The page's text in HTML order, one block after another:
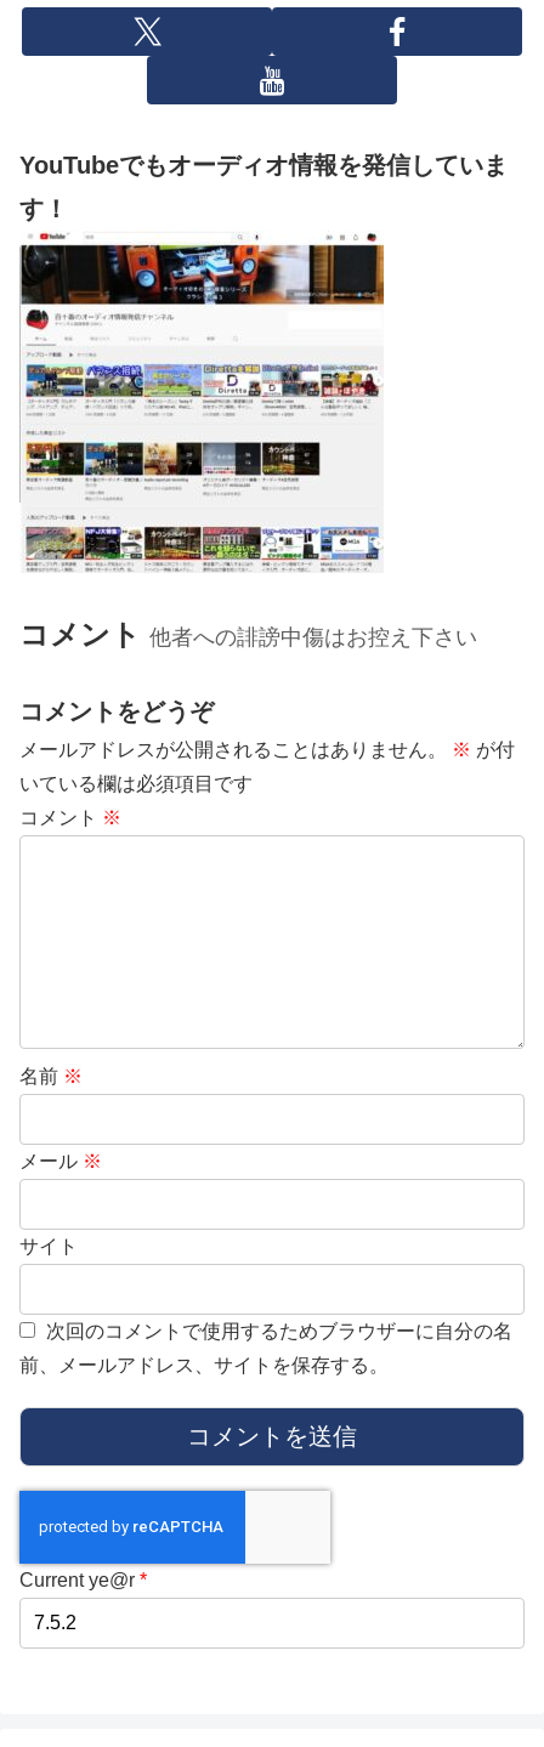
YouTubeでもオーディオ情報を発信していま
す！
コメント 他者への誹謗中傷はお控え下さい
コメントをどうぞ
メールアドレスが公開されることはありません。 ※ が付
いている欄は必須項目です
コメント ※
名前 ※
メール ※
サイト
次回のコメントで使用するためブラウザーに自分の名
前、メールアドレス、サイトを保存する。
Current ye@r *